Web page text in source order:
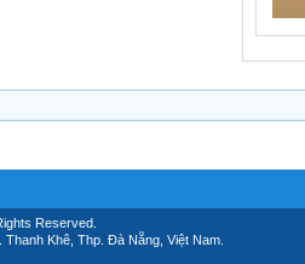
Reserved.
Khê, Thp. Đà Nẵng, Việt Nam.